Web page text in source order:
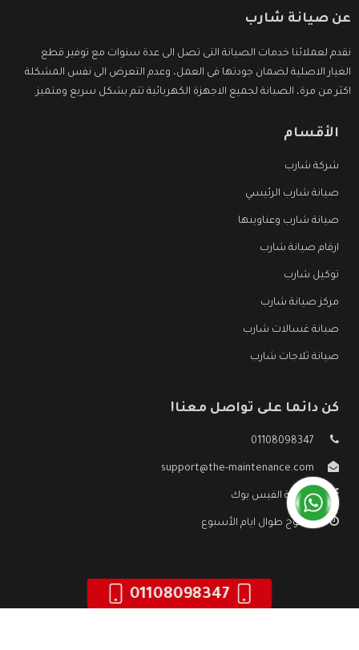
عن صيانة شارب
نقدم لعملائنا خدمات الصيانة التى تصل الى عدة سنوات مع توفير قطع
الغيار الاصلية لضمان جودتها فى العمل، وعدم التعرض الى نفس المشكلة
اكثر من مرة، الصيانة لجميع الاجهزة الكهربائية تتم بشكل سريع ومتميز.
الأقسام
شركة شارب
صيانة شارب الرئيسي
صيانة شارب وعناوينها
ارقام صيانة شارب
توكيل شارب
مركز صيانة شارب
صيانة غسالات شارب
صيانة ثلاجات شارب
كن دائما على تواصل معنا!
01108098347
support@the-maintenance.com
صفحة الفيس بوك
مفتوح طوال ايام الأسبوع
01108098347